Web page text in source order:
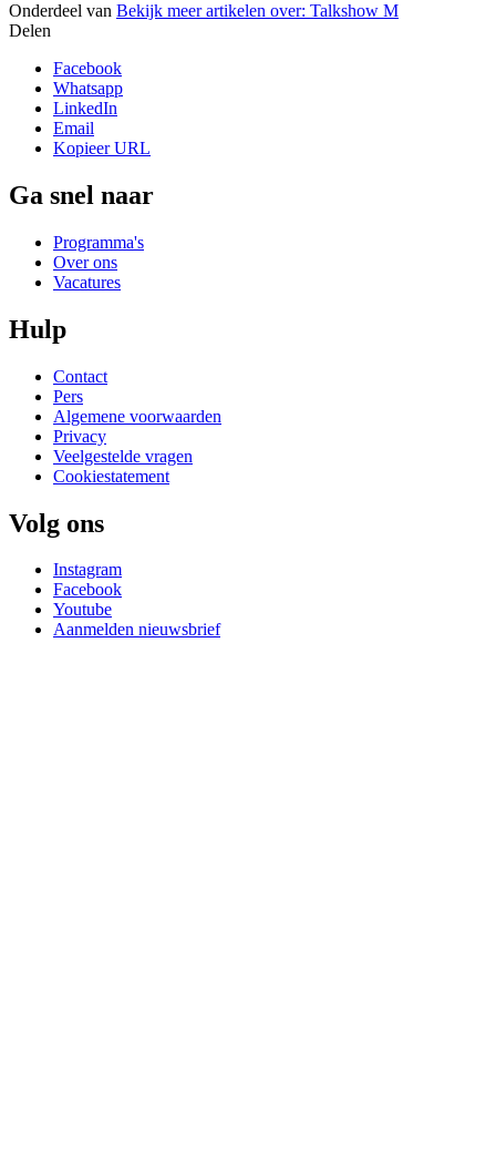
Onderdeel van Bekijk meer artikelen over: Talkshow M
Delen
Facebook
Whatsapp
LinkedIn
Email
Kopieer URL
Ga snel naar
Programma's
Over ons
Vacatures
Hulp
Contact
Pers
Algemene voorwaarden
Privacy
Veelgestelde vragen
Cookiestatement
Volg ons
Instagram
Facebook
Youtube
Aanmelden nieuwsbrief